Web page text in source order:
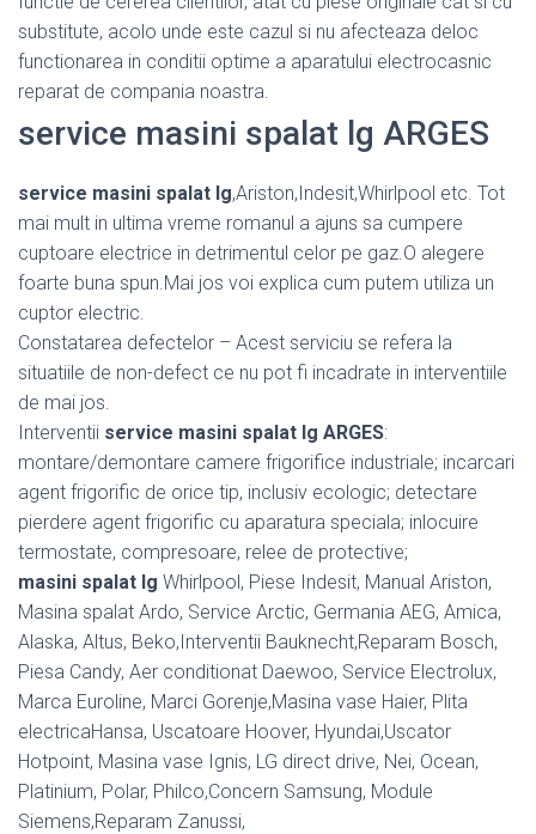
substitute, acolo unde este cazul si nu afecteaza deloc
functionarea in conditii optime a aparatului electrocasnic
reparat de compania noastra.
service masini spalat lg ARGES
service masini spalat lg,Ariston,Indesit,Whirlpool etc. Tot
mai mult in ultima vreme romanul a ajuns sa cumpere
cuptoare electrice in detrimentul celor pe gaz.O alegere
foarte buna spun.Mai jos voi explica cum putem utiliza un
cuptor electric.
Constatarea defectelor – Acest serviciu se refera la
situatiile de non-defect ce nu pot fi incadrate in interventiile
de mai jos.
Interventii service masini spalat lg ARGES:
montare/demontare camere frigorifice industriale; incarcari
agent frigorific de orice tip, inclusiv ecologic; detectare
pierdere agent frigorific cu aparatura speciala; inlocuire
termostate, compresoare, relee de protective;
masini spalat lg Whirlpool, Piese Indesit, Manual Ariston,
Masina spalat Ardo, Service Arctic, Germania AEG, Amica,
Alaska, Altus, Beko,Interventii Bauknecht,Reparam Bosch,
Piesa Candy, Aer conditionat Daewoo, Service Electrolux,
Marca Euroline, Marci Gorenje,Masina vase Haier, Plita
electricaHansa, Uscatoare Hoover, Hyundai,Uscator
Hotpoint, Masina vase Ignis, LG direct drive, Nei, Ocean,
Platinium, Polar, Philco,Concern Samsung, Module
Siemens,Reparam Zanussi,